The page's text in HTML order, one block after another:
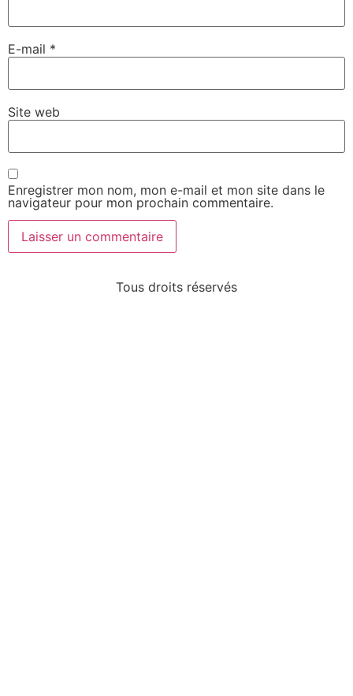
E-mail *
Site web
Enregistrer mon nom, mon e-mail et mon site dans le
navigateur pour mon prochain commentaire.
Tous droits réservés